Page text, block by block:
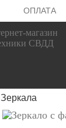
ОПЛАТА
Зеркала